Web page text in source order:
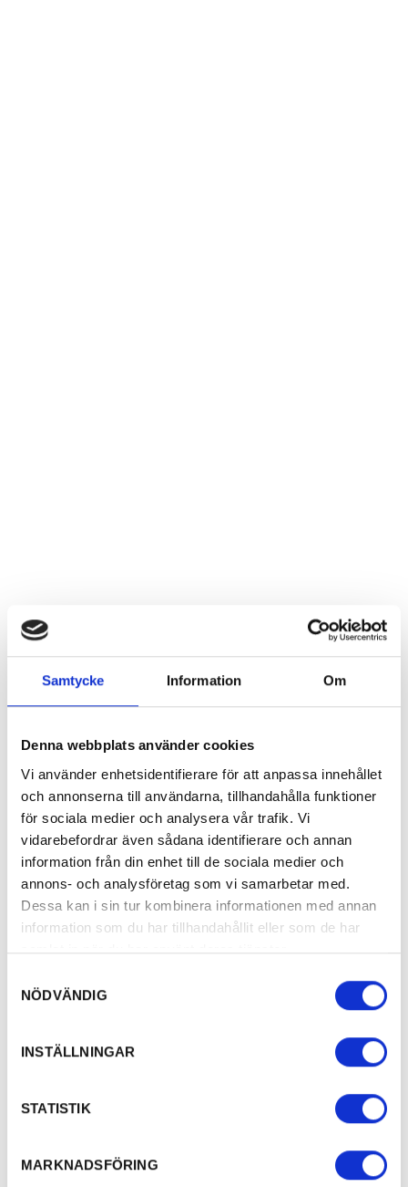
Samtycke Information Om
Denna webbplats använder cookies
Vi använder enhetsidentifierare för att anpassa innehållet
och annonserna till användarna, tillhandahålla funktioner
för sociala medier och analysera vår trafik. Vi
vidarebefordrar även sådana identifierare och annan
information från din enhet till de sociala medier och
annons- och analysföretag som vi samarbetar med.
Dessa kan i sin tur kombinera informationen med annan
information som du har tillhandahållit eller som de har
samlat in när du har använt deras tjänster.
NÖDVÄNDIG
INSTÄLLNINGAR
STATISTIK
MARKNADSFÖRING